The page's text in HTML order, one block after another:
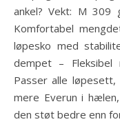
ankel? Vekt: M
Komfortabel
løpesko med
dempet –
Passer alle
mere Everun i
den støt bedre enn